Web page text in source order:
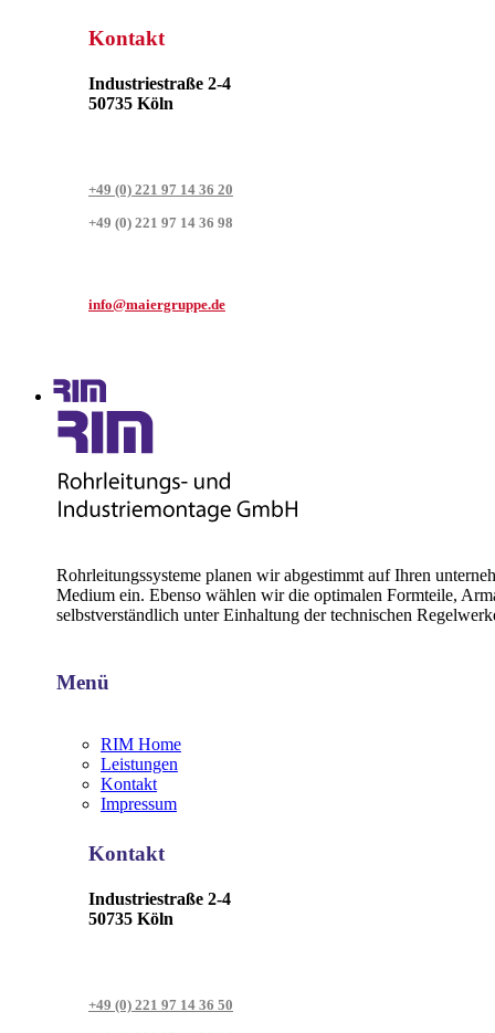
Kontakt
Industriestraße 2-4
50735 Köln
+49 (0) 221 97 14 36 20
+49 (0) 221 97 14 36 98
info@maiergruppe.de
Rohrleitungssysteme planen wir abgestimmt auf Ihren
Medium ein. Ebenso wählen wir die optimalen Formteile,
selbstverständlich unter Einhaltung der technischen
Menü
RIM Home
Leistungen
Kontakt
Impressum
Kontakt
Industriestraße 2-4
50735 Köln
+49 (0) 221 97 14 36 50